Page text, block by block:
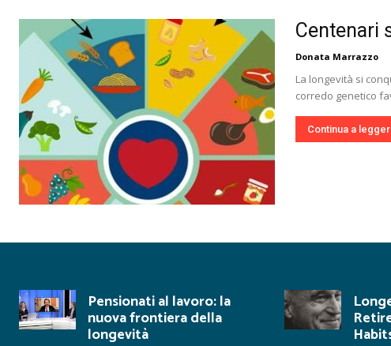
Centenari
Donata Marrazzo
La longevità si
corredo genetico
Continua a
Pensionati al lavoro: la
nuova frontiera della
longevità